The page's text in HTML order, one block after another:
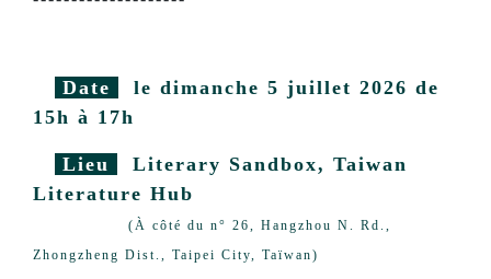
Date
le dimanche 5 juillet 2026 de
15h à 17h
Lieu
Literary Sandbox, Taiwan
Literature Hub
(À côté du n° 26, Hangzhou N. Rd.,
Zhongzheng Dist., Taipei City, Taïwan)